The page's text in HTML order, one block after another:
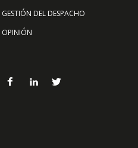
GESTIÓN DEL DESPACHO
OPINIÓN